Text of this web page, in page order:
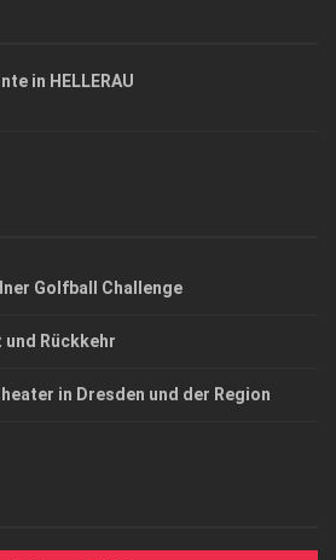
in HELLERAU
Golfball Challenge
und Rückkehr
in Dresden und der Region